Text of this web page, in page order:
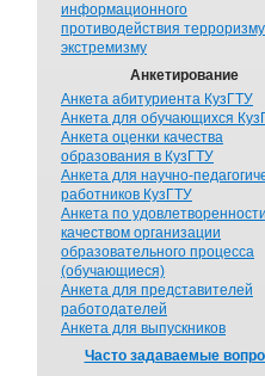
информационного
противодействия
экстремизму
Анкетирование
Анкета абитуриента КузГТУ
Анкета для обучающихся
Анкета оценки качества
образования в КузГТУ
Анкета для научно-
работников КузГТУ
Анкета по
качеством организации
образовательного процесса
(обучающиеся)
Анкета для представителей
работодателей
Анкета для выпускников
Часто задаваемые